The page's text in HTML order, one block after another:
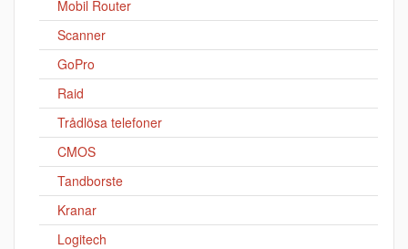
Mobil Router
Scanner
GoPro
Raid
Trådlösa telefoner
CMOS
Tandborste
Kranar
Logitech